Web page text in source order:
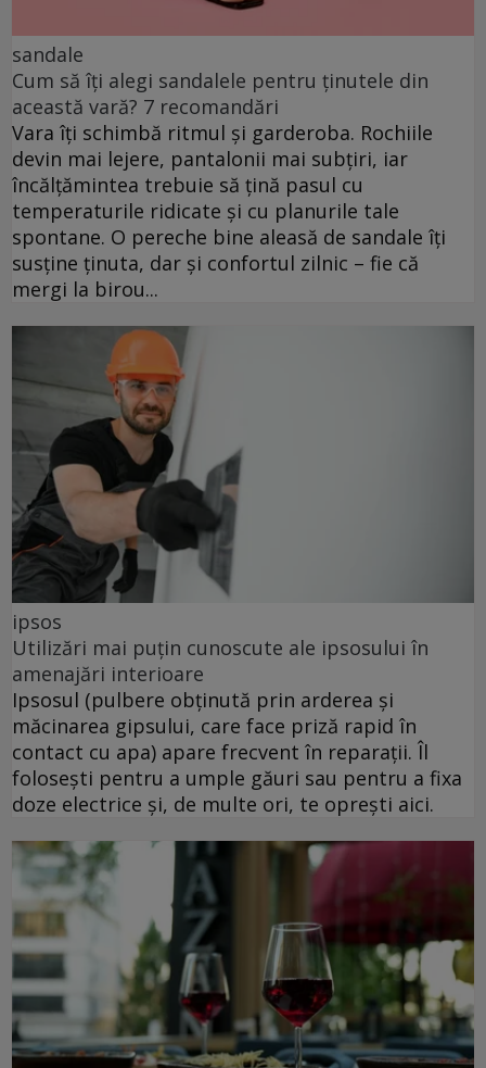
sandale
Cum să îți alegi sandalele pentru ținutele din
această vară? 7 recomandări
Vara îți schimbă ritmul și garderoba. Rochiile
devin mai lejere, pantalonii mai subțiri, iar
încălțămintea trebuie să țină pasul cu
temperaturile ridicate și cu planurile tale
spontane. O pereche bine aleasă de sandale îți
susține ținuta, dar și confortul zilnic – fie că
mergi la birou...
ipsos
Utilizări mai puțin cunoscute ale ipsosului în
amenajări interioare
Ipsosul (pulbere obținută prin arderea și
măcinarea gipsului, care face priză rapid în
contact cu apa) apare frecvent în reparații. Îl
folosești pentru a umple găuri sau pentru a fixa
doze electrice și, de multe ori, te oprești aici.